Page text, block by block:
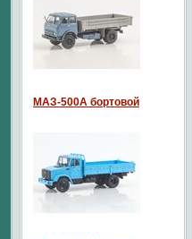
МАЗ-500А бортовой